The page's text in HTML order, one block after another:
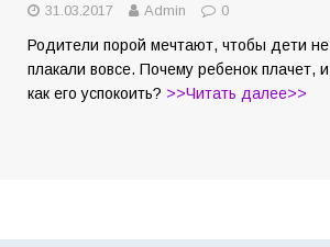
31.03.2017 Admin 0
Родители порой мечтают, чтобы дети не
плакали вовсе. Почему ребенок плачет, и
как его успокоить? >>Читать далее>>